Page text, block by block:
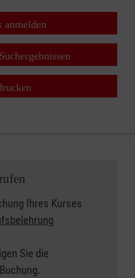
anmelden
Ihres Kurses
Sie die